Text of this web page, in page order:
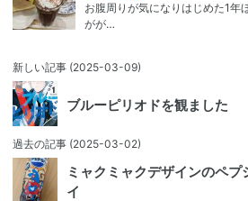
お腹周りが気になりはじめた1年
がが…
新しい記事 (2025-03-09)
ブルーピリオドを観ました
過去の記事 (2025-03-02)
ミャクミャクデザインのペ
イ